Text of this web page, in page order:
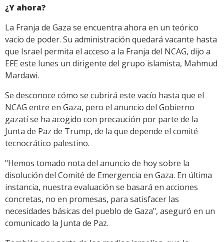
¿Y ahora?
La Franja de Gaza se encuentra ahora en un teórico
vacío de poder. Su administración quedará vacante hasta
que Israel permita el acceso a la Franja del NCAG, dijo a
EFE este lunes un dirigente del grupo islamista, Mahmud
Mardawi.
Se desconoce cómo se cubrirá este vacío hasta que el
NCAG entre en Gaza, pero el anuncio del Gobierno
gazatí se ha acogido con precaución por parte de la
Junta de Paz de Trump, de la que depende el comité
tecnocrático palestino.
"Hemos tomado nota del anuncio de hoy sobre la
disolución del Comité de Emergencia en Gaza. En última
instancia, nuestra evaluación se basará en acciones
concretas, no en promesas, para satisfacer las
necesidades básicas del pueblo de Gaza", aseguró en un
comunicado la Junta de Paz.